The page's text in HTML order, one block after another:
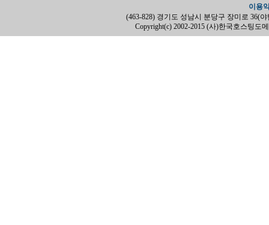
이용
(463-828) 경기도 성남시 분당구 장미로 36(
Copyright(c) 2002-2015 (사)한국호스팅도